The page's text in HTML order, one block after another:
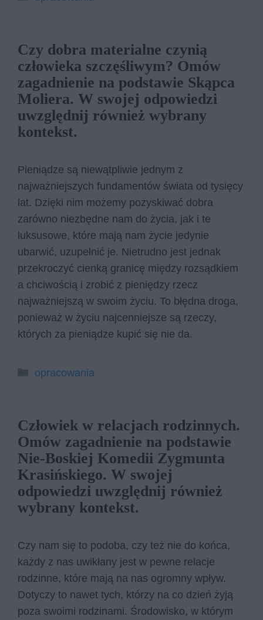
Czy dobra materialne czynią
człowieka szczęśliwym? Omów
zagadnienie na podstawie Skąpca
Moliera. W swojej odpowiedzi
uwzględnij również wybrany
kontekst.
Pieniądze są niewątpliwie jednym z
najważniejszych fundamentów świata od tysięcy
lat. Dzięki nim możemy pozyskiwać dobra
zarówno niezbędne nam do życia, jak i te
luksusowe, które mają nam życie jedynie
ubarwić, uzupełnić je. Nietrudno jest jednak
przekroczyć cienką granicę między rozsądkiem
a chciwością i zrobić z pieniędzy rzecz
najważniejszą w swoim życiu. To błędna droga,
ponieważ w życiu najcenniejsze są rzeczy,
których za pieniądze kupić się nie da.
Kategorie
opracowania
Człowiek w relacjach rodzinnych.
Omów zagadnienie na podstawie
Nie-Boskiej Komedii Zygmunta
Krasińskiego. W swojej
odpowiedzi uwzględnij również
wybrany kontekst.
Czy nam się to podoba, czy też nie do końca,
każdy z nas uwikłany jest w pewne relacje
rodzinne, które mają na nas ogromny wpływ.
Dotyczy to nawet tych, którzy na co dzień żyją
poza swoimi rodzinami. Środowisko, w którym